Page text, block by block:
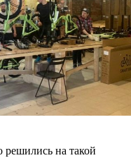
решились на такой